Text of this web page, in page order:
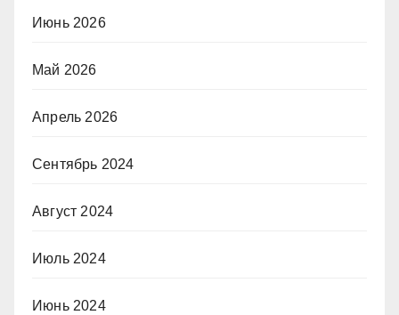
Июнь 2026
Май 2026
Апрель 2026
Сентябрь 2024
Август 2024
Июль 2024
Июнь 2024